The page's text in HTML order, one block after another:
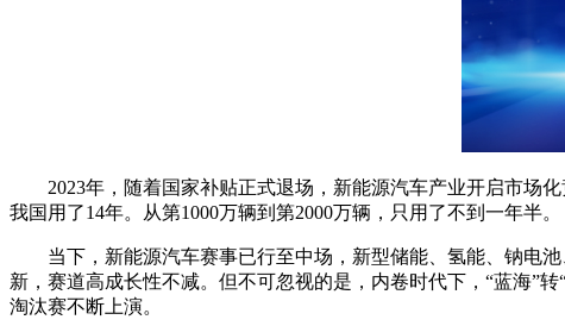
2023年，随着国家补贴正式退场，新能源汽车产业开启市场
我国用了14年。从第1000万辆到第2000万辆，只用了不到一年半。
当下，新能源汽车赛事已行至中场，新型储能、氢能、钠电
新，赛道高成长性不减。但不可忽视的是，内卷时代下，“蓝海”
淘汰赛不断上演。